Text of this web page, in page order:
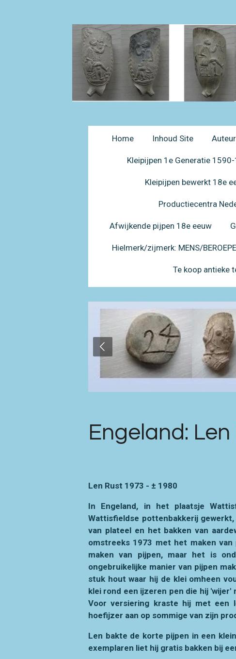
Home Inhoud Site
Kleipijpen 1e Generatie
Kleipijpen bewerkt 18e
Productiecentra
Afwijkende pijpen 18e eeuw
Hielmerk/zijmerk: MENS/
Te koop antieke
Engeland: Len
Len Rust 1973 - ± 1980
In Engeland, in het plaatsje
Wattisfieldse pottenbakkerij
van plateel en het bakken van
omstreeks 1973 met het maken
maken van pijpen, maar het is
ongebruikelijke manier van pijpen
stuk hout waar hij de klei omheen
klei rond een ijzeren pen die hij
Voor versiering kraste hij met een
hoefijzer aan op sommige van zijn
Len bakte de korte pijpen in een
exemplaren liet hij gratis bakken bij